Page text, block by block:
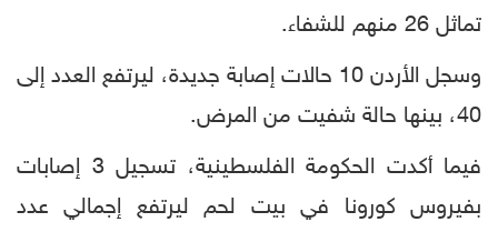
تماثل 26 منهم للشفاء.
وسجل الأردن 10 حالات إصابة جديدة، ليرتفع العدد إلى
40، بينها حالة شفيت من المرض.
فيما أكدت الحكومة الفلسطينية، تسجيل 3 إصابات
بفيروس كورونا في بيت لحم ليرتفع إجمالي عدد